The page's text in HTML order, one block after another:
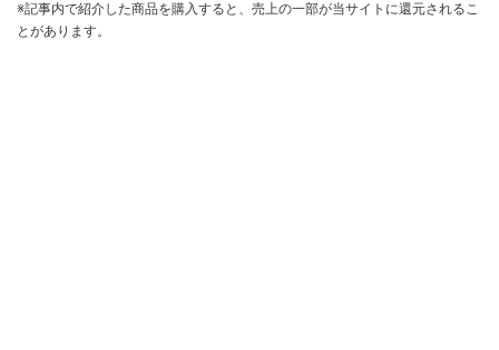
※記事内で紹介した商品を購入すると、売上の一部が当サイトに還元されるこ
とがあります。